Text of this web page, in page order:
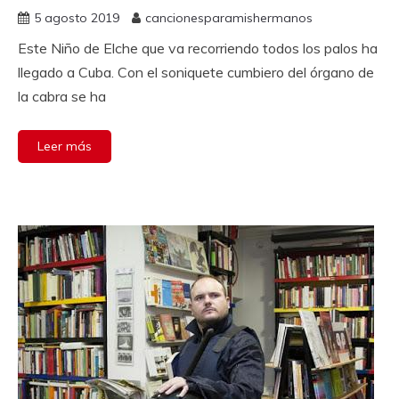
5 agosto 2019 cancionesparamishermanos
Este Niño de Elche que va recorriendo todos los palos ha
llegado a Cuba. Con el soniquete cumbiero del órgano de
la cabra se ha
Leer más